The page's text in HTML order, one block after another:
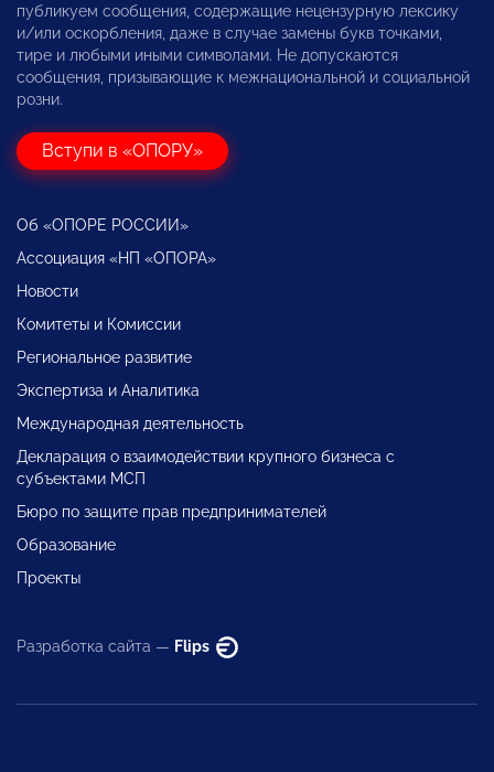
публикуем сообщения, содержащие нецензурную лексику
и/или оскорбления, даже в случае замены букв точками,
тире и любыми иными символами. Не допускаются
сообщения, призывающие к межнациональной и социальной
розни.
Вступи в «ОПОРУ»
Об «ОПОРЕ РОССИИ»
Ассоциация «НП «ОПОРА»
Новости
Комитеты и Комиссии
Региональное развитие
Экспертиза и Аналитика
Международная деятельность
Декларация о взаимодействии крупного бизнеса с
субъектами МСП
Бюро по защите прав предпринимателей
Образование
Проекты
Разработка сайта — Flips